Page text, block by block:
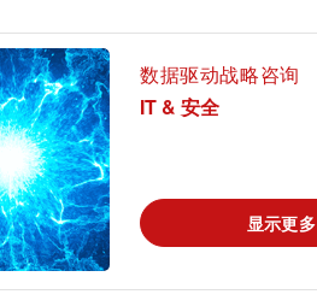
通信技术
数据驱动战略咨询
IT & 安全
显示更多